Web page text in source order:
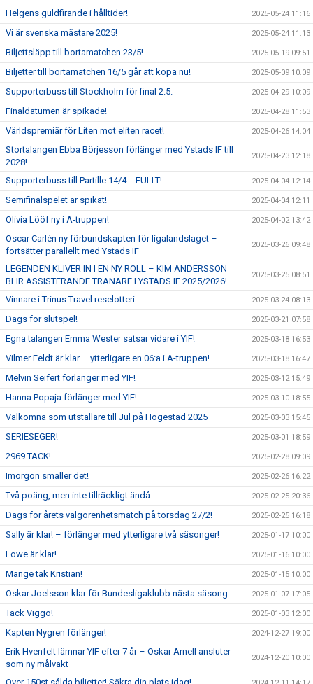
Helgens guldfirande i hålltider! 2025-05-24 11:16
Vi är svenska mästare 2025! 2025-05-24 11:13
Biljettsläpp till bortamatchen 23/5! 2025-05-19 09:51
Biljetter till bortamatchen 16/5 går att köpa nu! 2025-05-09 10:09
Supporterbuss till Stockholm för final 2:5. 2025-04-29 10:09
Finaldatumen är spikade! 2025-04-28 11:53
Världspremiär för Liten mot eliten racet! 2025-04-26 14:04
Stortalangen Ebba Börjesson förlänger med Ystads IF till
2028!
2025-04-23 12:18
Supporterbuss till Partille 14/4. - FULLT! 2025-04-04 12:14
Semifinalspelet är spikat! 2025-04-04 12:11
Olivia Lööf ny i A-truppen! 2025-04-02 13:42
Oscar Carlén ny förbundskapten för ligalandslaget –
fortsätter parallellt med Ystads IF
2025-03-26 09:48
LEGENDEN KLIVER IN I EN NY ROLL – KIM ANDERSSON
BLIR ASSISTERANDE TRÄNARE I YSTADS IF 2025/2026!
2025-03-25 08:51
Vinnare i Trinus Travel reselotteri 2025-03-24 08:13
Dags för slutspel! 2025-03-21 07:58
Egna talangen Emma Wester satsar vidare i YIF! 2025-03-18 16:53
Vilmer Feldt är klar – ytterligare en 06:a i A-truppen! 2025-03-18 16:47
Melvin Seifert förlänger med YIF! 2025-03-12 15:49
Hanna Popaja förlänger med YIF! 2025-03-10 18:55
Välkomna som utställare till Jul på Högestad 2025 2025-03-03 15:45
SERIESEGER! 2025-03-01 18:59
2969 TACK! 2025-02-28 09:09
Imorgon smäller det! 2025-02-26 16:22
Två poäng, men inte tillräckligt ändå. 2025-02-25 20:36
Dags för årets välgörenhetsmatch på torsdag 27/2! 2025-02-25 16:18
Sally är klar! – förlänger med ytterligare två säsonger! 2025-01-17 10:00
Lowe är klar! 2025-01-16 10:00
Mange tak Kristian! 2025-01-15 10:00
Oskar Joelsson klar för Bundesligaklubb nästa säsong. 2025-01-07 17:05
Tack Viggo! 2025-01-03 12:00
Kapten Nygren förlänger! 2024-12-27 19:00
Erik Hvenfelt lämnar YIF efter 7 år – Oskar Arnell ansluter
som ny målvakt
2024-12-20 10:00